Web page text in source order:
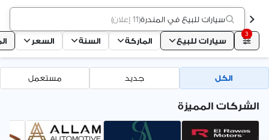
سيارات للبيع في المندرة(11 إعلان )
3
سيارات للبيع الماركة السنة السعر
الكل جديد مستعمل
الشركات المميزة